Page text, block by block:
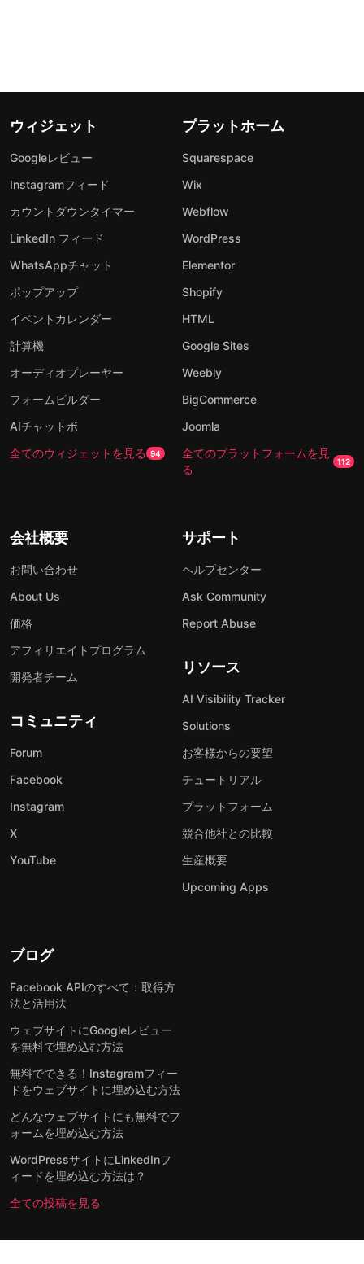
ウィジェット
Googleレビュー
Instagramフィード
カウントダウンタイマー
LinkedIn フィード
WhatsAppチャット
ポップアップ
イベントカレンダー
計算機
オーディオプレーヤー
フォームビルダー
AIチャットボ
全てのウィジェットを見る 94
プラットホーム
Squarespace
Wix
Webflow
WordPress
Elementor
Shopify
HTML
Google Sites
Weebly
BigCommerce
Joomla
全てのプラットフォームを見
る
112
会社概要
お問い合わせ
About Us
価格
アフィリエイトプログラム
開発者チーム
コミュニティ
Forum
Facebook
Instagram
X
YouTube
サポート
ヘルプセンター
Ask Community
Report Abuse
リソース
AI Visibility Tracker
Solutions
お客様からの要望
チュートリアル
プラットフォーム
競合他社との比較
生産概要
Upcoming Apps
ブログ
Facebook APIのすべて：取得方
法と活用法
ウェブサイトにGoogleレビュー
を無料で埋め込む方法
無料でできる！Instagramフィー
ドをウェブサイトに埋め込む方法
どんなウェブサイトにも無料でフ
ォームを埋め込む方法
WordPressサイトにLinkedInフ
ィードを埋め込む方法は？
全ての投稿を見る